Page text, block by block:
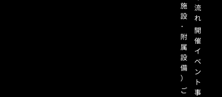
施
設
･
附
属
設
備
）
ご
流
れ
開
催
イ
ベ
ン
ト
事